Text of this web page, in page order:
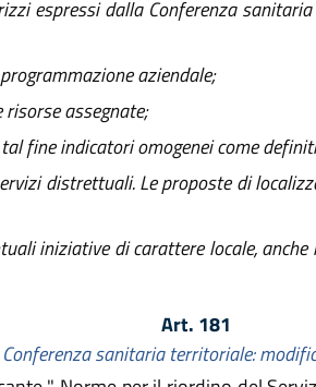
espressi dalla Conferenza
aziendale;
assegnate;
fine indicatori omogenei come
distrettuali. Le proposte di
iniziative di carattere locale,
Art. 181
sanitaria territoriale: